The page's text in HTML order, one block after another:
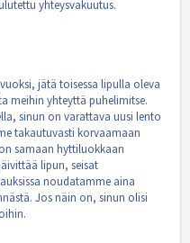
yhteysvakuutus.
jätä toisessa lipulla oleva
meihin yhteyttä puhelimitse.
sinun on varattava uusi lento
takautuvasti korvaamaan
samaan hyttiluokkaan
lipun, seisat
noudatamme aina
Jos näin on, sinun olisi